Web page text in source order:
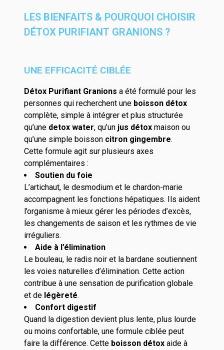
LES BIENFAITS & POURQUOI CHOISIR
DÉTOX PURIFIANT GRANIONS ?
UNE EFFICACITÉ CIBLÉE
Détox Purifiant Granions a été formulé pour les
personnes qui recherchent une boisson détox
complète, simple à intégrer et plus structurée
qu’une detox water, qu’un jus détox maison ou
qu’une simple boisson citron gingembre.
Cette formule agit sur plusieurs axes
complémentaires :
Soutien du foie
L’artichaut, le desmodium et le chardon-marie
accompagnent les fonctions hépatiques. Ils aident
l’organisme à mieux gérer les périodes d’excès,
les changements de saison et les rythmes de vie
irréguliers.
Aide à l’élimination
Le bouleau, le radis noir et la bardane soutiennent
les voies naturelles d’élimination. Cette action
contribue à une sensation de purification globale
et de légèreté.
Confort digestif
Quand la digestion devient plus lente, plus lourde
ou moins confortable, une formule ciblée peut
faire la différence. Cette boisson détox aide à